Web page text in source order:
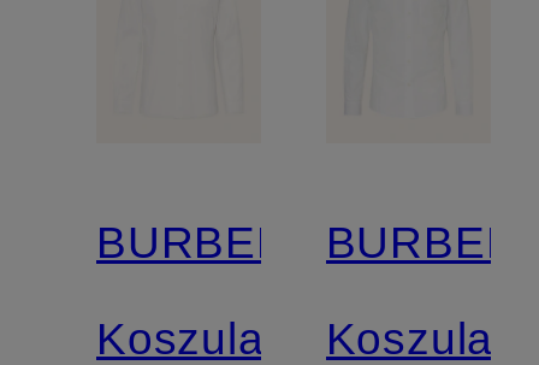
BURBERRY
Koszula
Koszula